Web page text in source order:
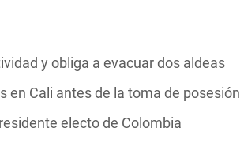
y obliga a evacuar dos aldeas
Cali antes de la toma de posesión
electo de Colombia